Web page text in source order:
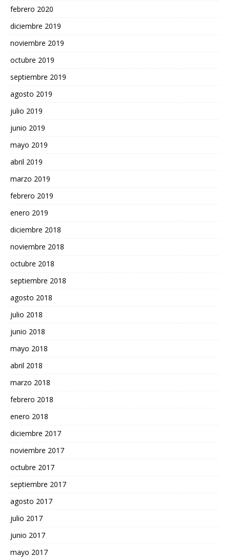
febrero 2020
diciembre 2019
noviembre 2019
octubre 2019
septiembre 2019
agosto 2019
julio 2019
junio 2019
mayo 2019
abril 2019
marzo 2019
febrero 2019
enero 2019
diciembre 2018
noviembre 2018
octubre 2018
septiembre 2018
agosto 2018
julio 2018
junio 2018
mayo 2018
abril 2018
marzo 2018
febrero 2018
enero 2018
diciembre 2017
noviembre 2017
octubre 2017
septiembre 2017
agosto 2017
julio 2017
junio 2017
mayo 2017